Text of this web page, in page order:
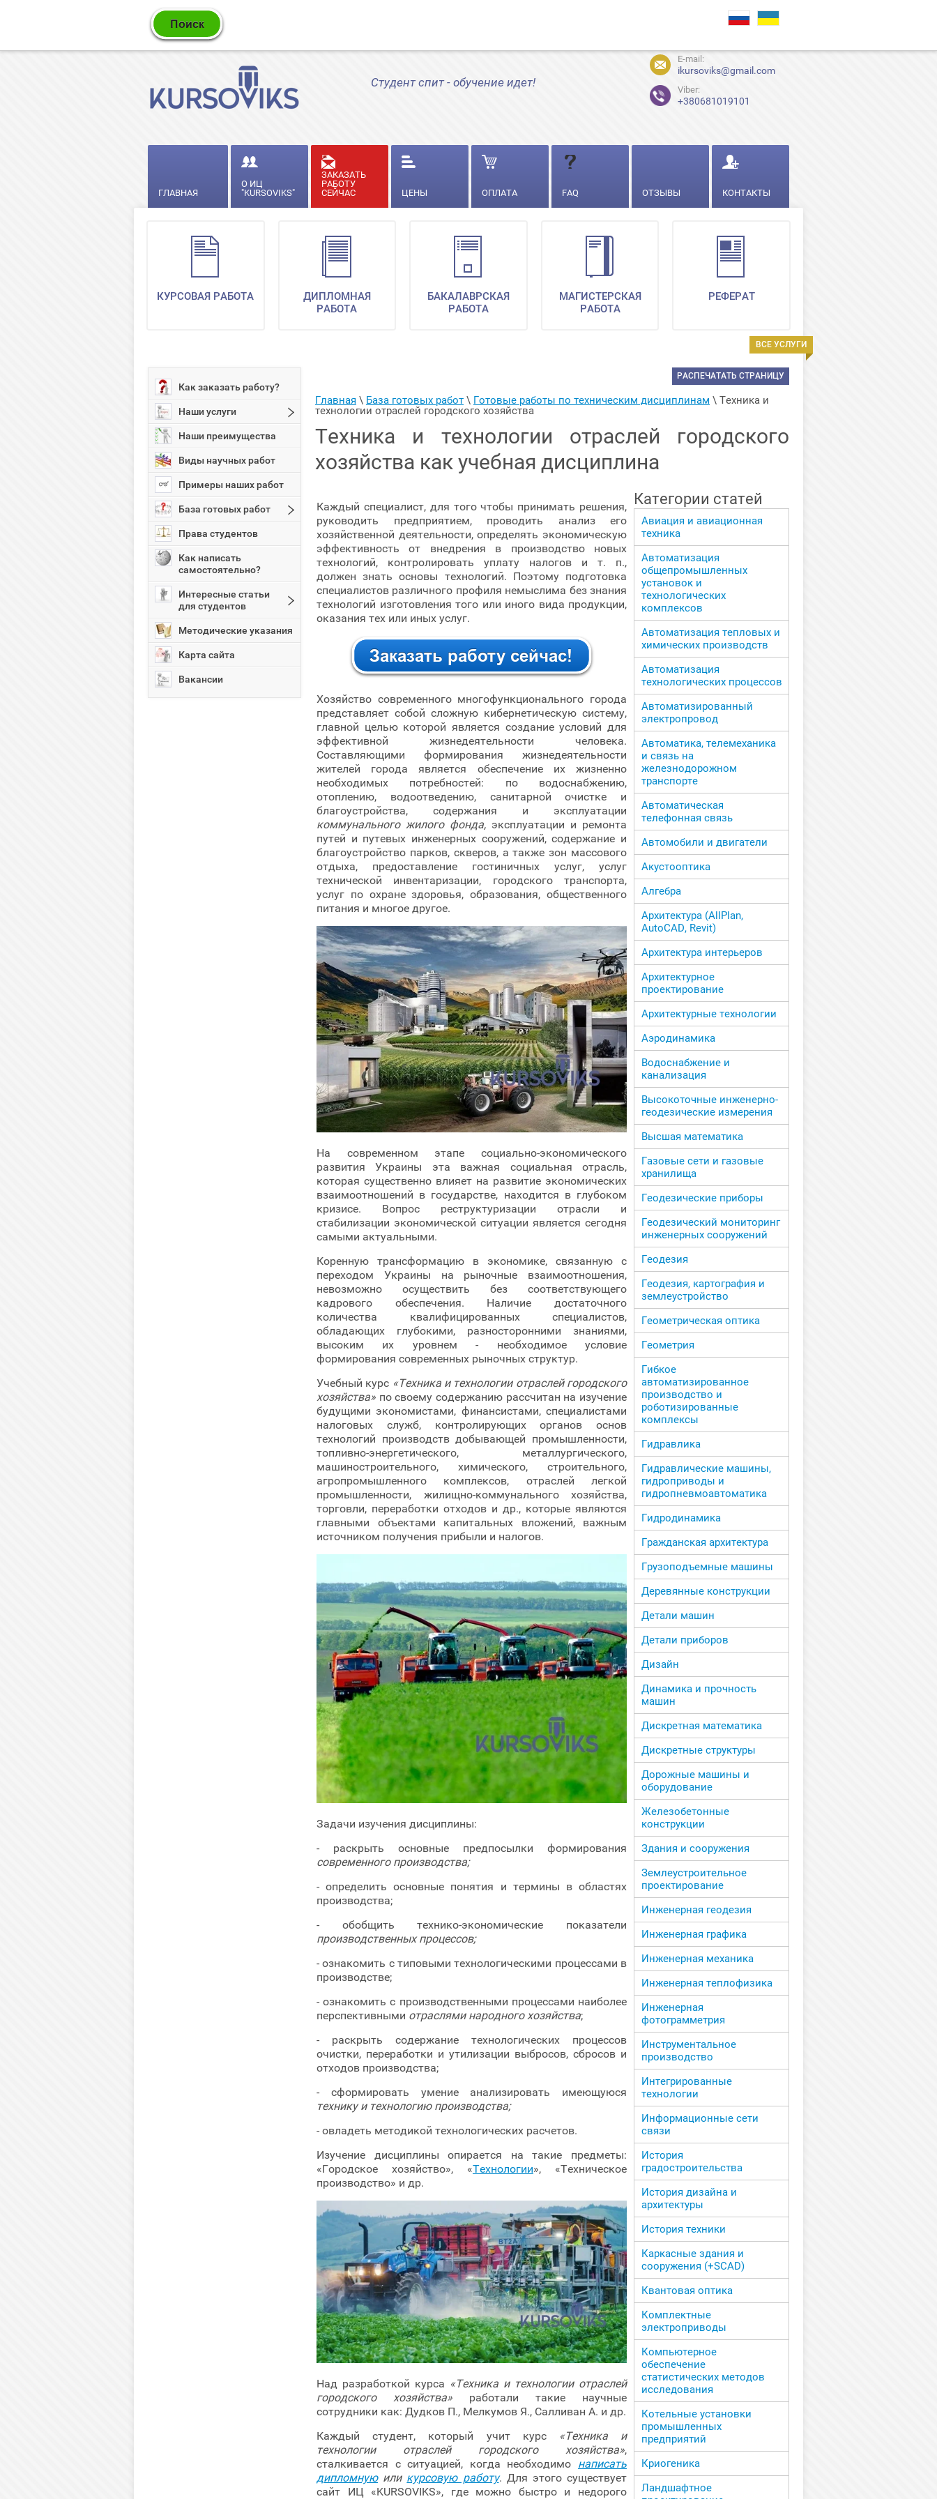
Студент спит - обучение идет!
E-mail:
ikursoviks@gmail.com
Viber:
+380681019101
ГЛАВНАЯ
О ИЦ
"KURSOVIKS"
ЗАКАЗАТЬ
РАБОТУ
СЕЙЧАС
ЦЕНЫ ОПЛАТА FAQ ОТЗЫВЫ КОНТАКТЫ
ВСЕ УСЛУГИ
КУРСОВАЯ РАБОТА
ДИПЛОМНАЯ
РАБОТА
БАКАЛАВРСКАЯ
РАБОТА
МАГИСТЕРСКАЯ
РАБОТА
РЕФЕРАТ
Как заказать работу?
Наши услуги
Наши преимущества
Виды научных работ
Примеры наших работ
База готовых работ
Права студентов
Как написать
самостоятельно?
Интересные статьи
для студентов
Методические указания
Карта сайта
Вакансии
РАСПЕЧАТАТЬ СТРАНИЦУ
Главная \ База готовых работ \ Готовые работы по техническим дисциплинам \ Техника и
технологии отраслей городского хозяйства
Техника и технологии отраслей городского
хозяйства как учебная дисциплина
Каждый специалист, для того чтобы принимать решения,
руководить предприятием, проводить анализ его
хозяйственной деятельности, определять экономическую
эффективность от внедрения в производство новых
технологий, контролировать уплату налогов и т. п.,
должен знать основы технологий. Поэтому подготовка
специалистов различного профиля немыслима без знания
технологий изготовления того или иного вида продукции,
оказания тех или иных услуг.
Хозяйство современного многофункционального города
представляет собой сложную кибернетическую систему,
главной целью которой является создание условий для
эффективной жизнедеятельности человека.
Составляющими формирования жизнедеятельности
жителей города является обеспечение их жизненно
необходимых потребностей: по водоснабжению,
отоплению, водоотведению, санитарной очистке и
благоустройства, содержания и эксплуатации
коммунального жилого фонда, эксплуатации и ремонта
путей и путевых инженерных сооружений, содержание и
благоустройство парков, скверов, а также зон массового
отдыха, предоставление гостиничных услуг, услуг
технической инвентаризации, городского транспорта,
услуг по охране здоровья, образования, общественного
питания и многое другое.
На современном этапе социально-экономического
развития Украины эта важная социальная отрасль,
которая существенно влияет на развитие экономических
взаимоотношений в государстве, находится в глубоком
кризисе. Вопрос реструктуризации отрасли и
стабилизации экономической ситуации является сегодня
самыми актуальными.
Коренную трансформацию в экономике, связанную с
переходом Украины на рыночные взаимоотношения,
невозможно осуществить без соответствующего
кадрового обеспечения. Наличие достаточного
количества квалифицированных специалистов,
обладающих глубокими, разносторонними знаниями,
высоким их уровнем - необходимое условие
формирования современных рыночных структур.
Учебный курс «Техника и технологии отраслей городского
хозяйства» по своему содержанию рассчитан на изучение
будущими экономистами, финансистами, специалистами
налоговых служб, контролирующих органов основ
технологий производств добывающей промышленности,
топливно-энергетического, металлургического,
машиностроительного, химического, строительного,
агропромышленного комплексов, отраслей легкой
промышленности, жилищно-коммунального хозяйства,
торговли, переработки отходов и др., которые являются
главными объектами капитальных вложений, важным
источником получения прибыли и налогов.
Задачи изучения дисциплины:
- раскрыть основные предпосылки формирования
современного производства;
- определить основные понятия и термины в областях
производства;
- обобщить технико-экономические показатели
производственных процессов;
- ознакомить с типовыми технологическими процессами в
производстве;
- ознакомить с производственными процессами наиболее
перспективными отраслями народного хозяйства;
- раскрыть содержание технологических процессов
очистки, переработки и утилизации выбросов, сбросов и
отходов производства;
- сформировать умение анализировать имеющуюся
технику и технологию производства;
- овладеть методикой технологических расчетов.
Изучение дисциплины опирается на такие предметы:
«Городское хозяйство», «Технологии», «Техническое
производство» и др.
Над разработкой курса «Техника и технологии отраслей
городского хозяйства» работали такие научные
сотрудники как: Дудков П., Мелкумов Я., Салливан А. и др.
Каждый студент, который учит курс
«Техника и
технологии отраслей городского хозяйства»,
сталкивается с ситуацией, когда необходимо написать
дипломнуюили курсовую работу. Для этого существует
сайт ИЦ «KURSOVIKS», где можно быстро и недорого
Категории статей
Авиация и авиационная
техника
Автоматизация
общепромышленных
установок и
технологических
комплексов
Автоматизация тепловых и
химических производств
Автоматизация
технологических процессов
Автоматизированный
электропровод
Автоматика, телемеханика
и связь на
железнодорожном
транспорте
Автоматическая
телефонная связь
Автомобили и двигатели
Акустооптика
Алгебра
Архитектура (AllPlan,
AutoCAD, Revit)
Архитектура интерьеров
Архитектурное
проектирование
Архитектурные технологии
Аэродинамика
Водоснабжение и
канализация
Высокоточные инженерно-
геодезические измерения
Высшая математика
Газовые сети и газовые
хранилища
Геодезические приборы
Геодезический мониторинг
инженерных сооружений
Геодезия
Геодезия, картография и
землеустройство
Геометрическая оптика
Геометрия
Гибкое
автоматизированное
производство и
роботизированные
комплексы
Гидравлика
Гидравлические машины,
гидроприводы и
гидропневмоавтоматика
Гидродинамика
Гражданская архитектура
Грузоподъемные машины
Деревянные конструкции
Детали машин
Детали приборов
Дизайн
Динамика и прочность
машин
Дискретная математика
Дискретные структуры
Дорожные машины и
оборудование
Железобетонные
конструкции
Здания и сооружения
Землеустроительное
проектирование
Инженерная геодезия
Инженерная графика
Инженерная механика
Инженерная теплофизика
Инженерная
фотограмметрия
Инструментальное
производство
Интегрированные
технологии
Информационные сети
связи
История
градостроительства
История дизайна и
архитектуры
История техники
Каркасные здания и
сооружения (+SCAD)
Квантовая оптика
Комплектные
электроприводы
Компьютерное
обеспечение
статистических методов
исследования
Котельные установки
промышленных
предприятий
Криогеника
Ландшафтное